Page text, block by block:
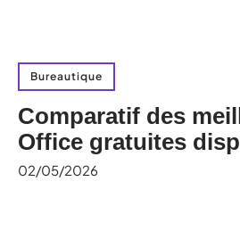
Bureautique
Comparatif des
Office gratuites
02/05/2026